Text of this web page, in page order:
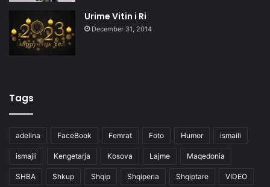
Urime Vitin i Ri
December 31, 2014
Tags
adelina FaceBook Femrat Foto Humor ismaili
ismajli Kengetarja Kosova Lajme Maqedonia
SHBA Shkup Shqip Shqiperia Shqiptare VIDEO